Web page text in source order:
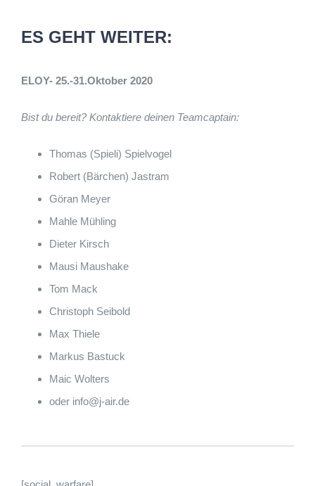
ES GEHT WEITER:
ELOY- 25.-31.Oktober 2020
Bist du bereit?Kontaktiere deinen Teamcaptain:
Thomas (Spieli) Spielvogel
Robert (Bärchen) Jastram
Göran Meyer
Mahle Mühling
Dieter Kirsch
Mausi Maushake
Tom Mack
Christoph Seibold
Max Thiele
Markus Bastuck
Maic Wolters
oder info@j-air.de